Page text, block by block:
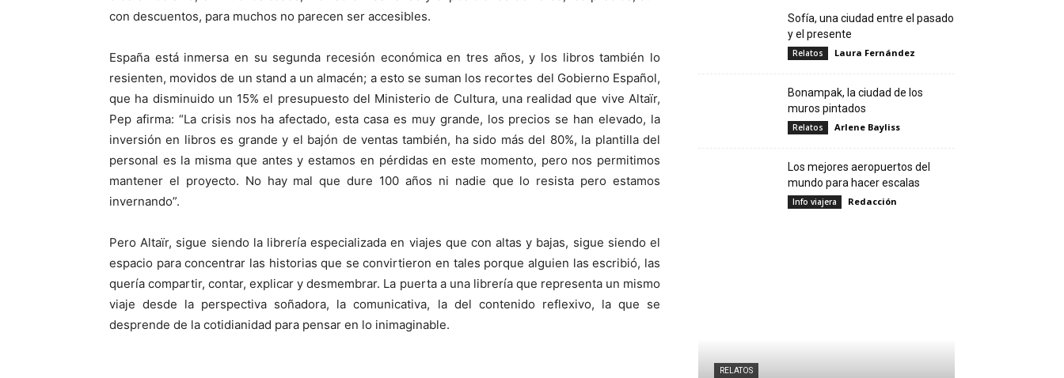
con descuentos, para muchos no parecen ser accesibles.
España está inmersa en su segunda recesión económica en tres años, y los libros también lo
resienten, movidos de un stand a un almacén; a esto se suman los recortes del Gobierno Español,
que ha disminuido un 15% el presupuesto del Ministerio de Cultura, una realidad que vive Altaïr,
Pep afirma: “La crisis nos ha afectado, esta casa es muy grande, los precios se han elevado, la
inversión en libros es grande y el bajón de ventas también, ha sido más del 80%, la plantilla del
personal es la misma que antes y estamos en pérdidas en este momento, pero nos permitimos
mantener el proyecto. No hay mal que dure 100 años ni nadie que lo resista pero estamos
invernando”.
Pero Altaïr, sigue siendo la librería especializada en viajes que con altas y bajas, sigue siendo el
espacio para concentrar las historias que se convirtieron en tales porque alguien las escribió, las
quería compartir, contar, explicar y desmembrar. La puerta a una librería que representa un mismo
viaje desde la perspectiva soñadora, la comunicativa, la del contenido reflexivo, la que se
desprende de la cotidianidad para pensar en lo inimaginable.
Sofía, una ciudad entre el pasado
y el presente
Relatos Laura Fernández
Bonampak, la ciudad de los
muros pintados
Relatos Arlene Bayliss
Los mejores aeropuertos del
mundo para hacer escalas
Info viajera Redacción
RELATOS